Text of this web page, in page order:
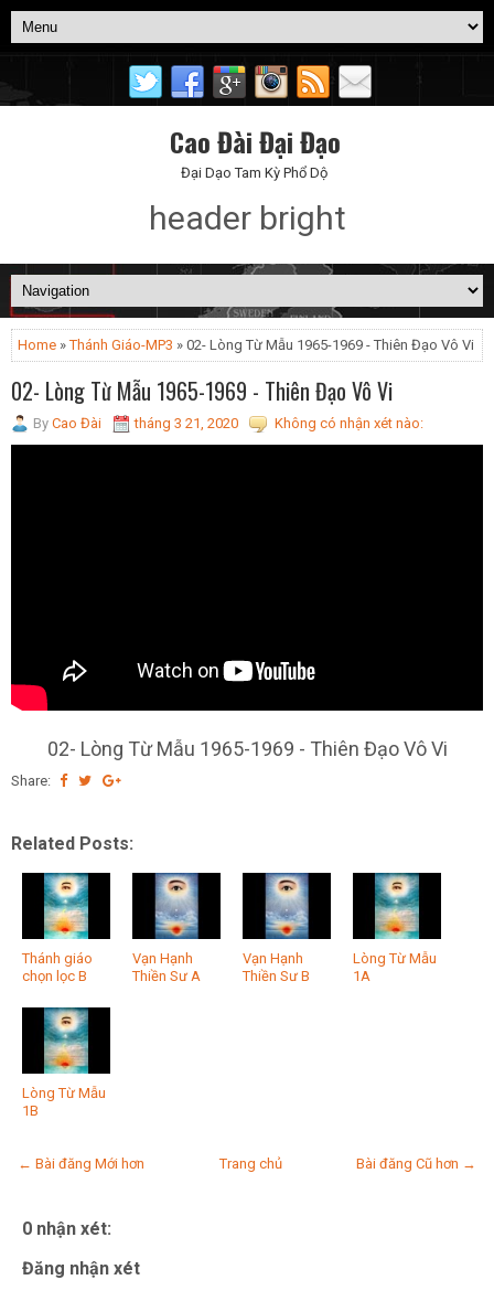
Cao Đài Đại Đạo
Đại Dạo Tam Kỳ Phổ Dộ
header bright
Home »Thánh Giáo-MP3 » 02- Lòng Từ Mẫu 1965-1969 - Thiên Đạo Vô Vi
02- Lòng Từ Mẫu 1965-1969 - Thiên Đạo Vô Vi
By Cao Đài tháng 3 21, 2020 Không có nhận xét nào:
02- Lòng Từ Mẫu 1965-1969 - Thiên Đạo Vô Vi
Share:
Related Posts:
Thánh giáo
chọn lọc B
Vạn Hạnh
Thiền Sư A
Vạn Hạnh
Thiền Sư B
Lòng Từ Mẫu
1A
Lòng Từ Mẫu
1B
← Bài đăng Mới hơn Bài đăng Cũ hơn →
Trang chủ
0 nhận xét:
Đăng nhận xét